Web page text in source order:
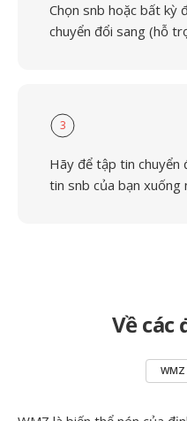
Chọn snb hoặc bất kỳ
chuyển đổi sang (hỗ
3
Hãy để tập tin chuyển
tin snb của bạn xuống
Về các
WMZ